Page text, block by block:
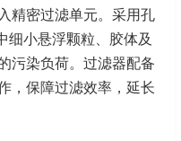
精密过滤单元。采用孔
细小悬浮颗粒、胶体及
污染负荷。过滤器配备
，保障过滤效率，延长